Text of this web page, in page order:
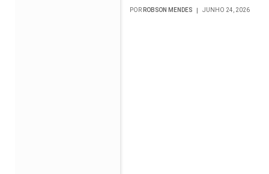
POR ROBSON MENDES JUNHO 24, 2026